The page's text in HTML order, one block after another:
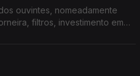
ouvintes, nomeadamente
filtros, investimento em